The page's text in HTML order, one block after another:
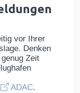
vor Ihrer
Denken
Zeit
ADAC.